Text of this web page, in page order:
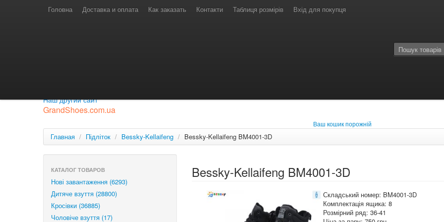
Головна Доставка и оплата Как заказать Контакти Таблиця розмірів Вхід для покупця
Лайф: (063) 527-76-88 МТС: (050) 967-41-33
Наш другий сайт
GrandShoes.com.ua
Ваш кошик порожній
Главная / Підліток / Bessky-Kellaifeng / Bessky-Kellaifeng BM4001-3D
КАТАЛОГ ТОВАРОВ
Нові завантаження (6293)
Дитяче взуття (28800)
Кросівки (36885)
Чоловіче взуття (17)
Bessky-Kellaifeng BM4001-3D
Складський номер: BM4001-3D
Комплектація ящика: 8
Розмірний ряд: 36-41